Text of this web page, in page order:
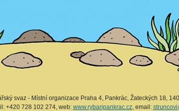
svaz - Místní organizace Praha 4, Pankrác, Žateckých 18,
+420 728 102 274, web: www.rybaripankrac.cz, email: